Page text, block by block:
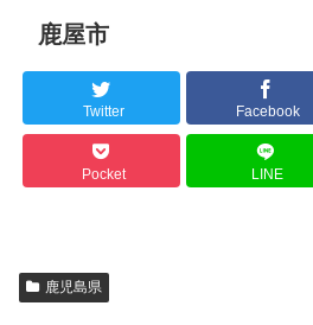
鹿屋市
Twitter Facebook
Pocket LINE
鹿児島県